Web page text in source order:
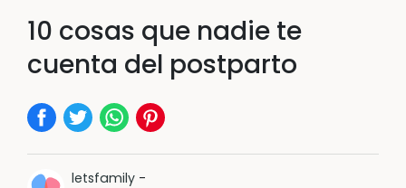
10 cosas que nadie te
cuenta del postparto
letsfamily-